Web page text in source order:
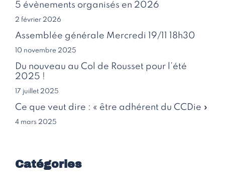
5 évènements organisés en 2026
2 février 2026
Assemblée générale Mercredi 19/11 18h30
10 novembre 2025
Du nouveau au Col de Rousset pour l’été
2025 !
17 juillet 2025
Ce que veut dire : « être adhérent du CCDie »
4 mars 2025
Catégories